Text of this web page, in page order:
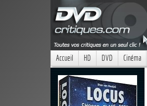
Accueil HD DVD Cinéma